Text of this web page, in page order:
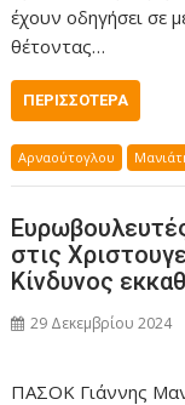
έχουν οδηγήσει σε
θέτοντας…
ΠΕΡΙΣΣΌΤΕΡΑ
Αρναούτογλου
στις
Κίνδυνος
29 Δεκεμβρίου 2024
ΠΑΣΟΚ Γιάννης